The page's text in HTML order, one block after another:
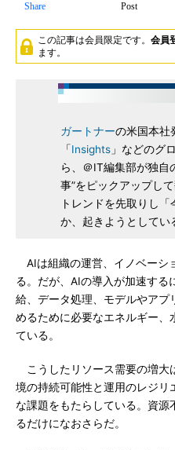
Share Post
この記事は会員限定です。 会員
ます。
ガートナーの米国本社
「Insights」などのグ
ら、＠IT編集部が独自
事”をピックアップし
トレンドを先取りし
か、起きようとしてい
AIは組織の運営、イノベーシ
る。だが、AIの導入が加速する
給、データ処理、モデルやアプ
めるために必要なエネルギー、
ている。
こうしたリソース需要の増大
境の持続可能性と運用のレジリ
な課題をもたらしている。資
るだけになおさらだ。